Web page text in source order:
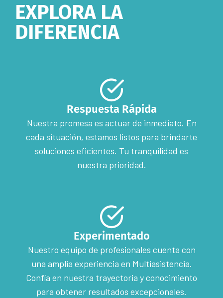
EXPLORA LA
DIFERENCIA
Respuesta Rápida
Nuestra promesa es actuar de inmediato. En
cada situación, estamos listos para brindarte
soluciones eficientes. Tu tranquilidad es
nuestra prioridad.
Experimentado
Nuestro equipo de profesionales cuenta con
una amplia experiencia en Multiasistencia.
Confía en nuestra trayectoria y conocimiento
para obtener resultados excepcionales.